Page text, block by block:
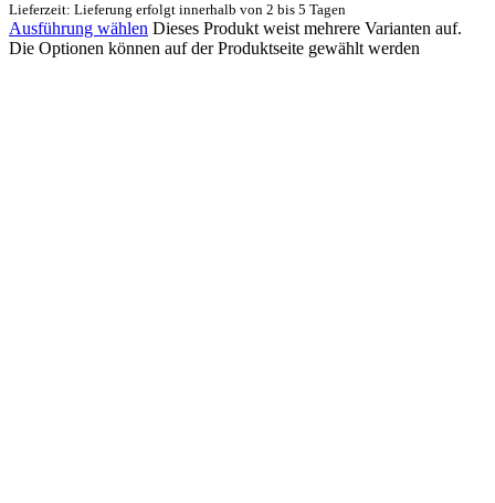
Lieferzeit: Lieferung erfolgt innerhalb von 2 bis 5 Tagen
Ausführung wählen Dieses Produkt weist mehrere Varianten auf.
Die Optionen können auf der Produktseite gewählt werden